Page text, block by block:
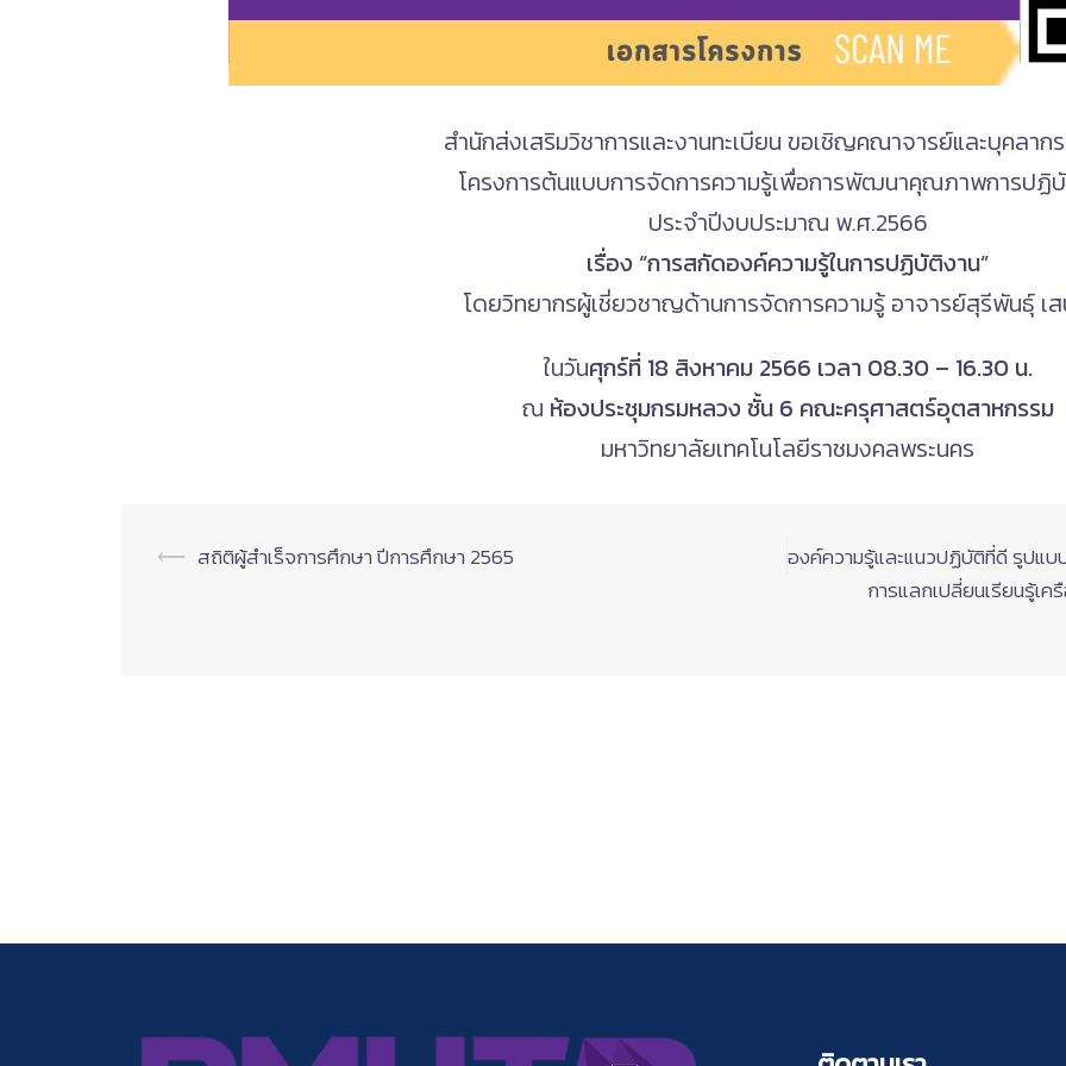
สำนักส่งเสริมวิชาการและงานทะเบียน ขอเชิญคณาจารย์และบุคลากร
โครงการต้นแบบการจัดการความรู้เพื่อการพัฒนาคุณภาพการปฏิ
ประจำปีงบประมาณ พ.ศ.2566
เรื่อง “การสกัดองค์ความรู้ในการปฏิบัติงาน”
โดยวิทยากรผู้เชี่ยวชาญด้านการจัดการความรู้ อาจารย์สุรีพันธุ์ เ
ในวันศุกร์ที่ 18 สิงหาคม 2566 เวลา 08.30 – 16.30 น.
ณ ห้องประชุมกรมหลวง ชั้น 6 คณะครุศาสตร์อุตสาหกรรม
มหาวิทยาลัยเทคโนโลยีราชมงคลพระนคร
Post
⟵ สถิติผู้สำเร็จการศึกษา ปีการศึกษา 2565
องค์ความรู้และแนวปฏิบัติที่ดี รูปแบ
การแลกเปลี่ยนเรียนรู้เ